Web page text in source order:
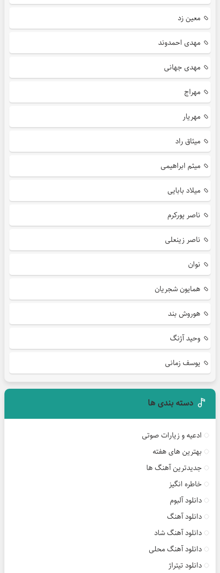
معین زد
مهدی احمدوند
مهدی جهانی
مهراج
مهریار
میثاق راد
میثم ابراهیمی
میلاد بابایی
ناصر پورکرم
ناصر زینعلی
نوان
همایون شجریان
هوروش بند
وحید آژنگ
یوسف زمانی
دسته بندی ها
ادعیه و زیارات صوتی
بهترین های هفته
جدیدترین آهنگ ها
خاطره انگیز
دانلود آلبوم
دانلود آهنگ
دانلود آهنگ شاد
دانلود آهنگ محلی
دانلود تیتراژ